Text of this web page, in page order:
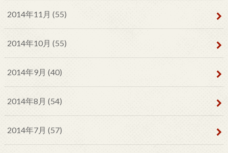
2014年11月 (55)
2014年10月 (55)
2014年9月 (40)
2014年8月 (54)
2014年7月 (57)